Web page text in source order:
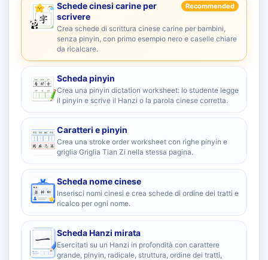
Schede cinesi carine per
scrivere
Recommended
Crea schede di scrittura cinese carine per bambini,
senza pinyin, con primo esempio nero e caselle chiare
da ricalcare.
Scheda pinyin
Crea una pinyin dictation worksheet: lo studente legge
il pinyin e scrive il Hanzi o la parola cinese corretta.
Caratteri e pinyin
Crea una stroke order worksheet con righe pinyin e
griglia Griglia Tian Zi nella stessa pagina.
Scheda nome cinese
Inserisci nomi cinesi e crea schede di ordine dei tratti e
ricalco per ogni nome.
Scheda Hanzi mirata
Esercitati su un Hanzi in profondità con carattere
grande, pinyin, radicale, struttura, ordine dei tratti,